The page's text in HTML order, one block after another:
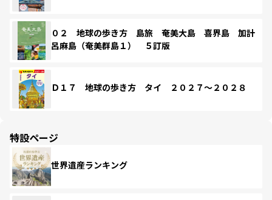
０２ 地球の歩き方 島旅 奄美大島 喜界島 加計
呂麻島（奄美群島１） ５訂版
Ｄ１７ 地球の歩き方 タイ ２０２７～２０２８
特設ページ
世界遺産ランキング